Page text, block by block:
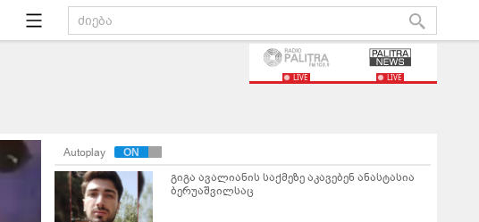
LIVE LIVE
Autoplay
გიგა ავალიანის საქმეზე აკავებენ ანასტასია
ბერუაშვილსაც